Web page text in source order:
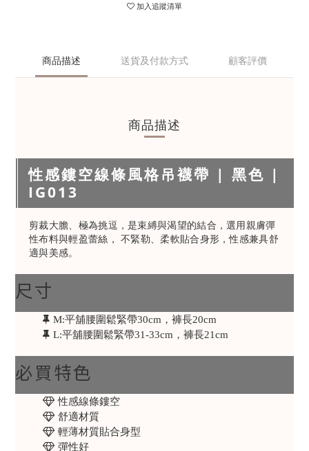
加入追蹤清單
商品描述 送貨及付款方式 顧客評價
商品描述
性感鏤空線條風格吊襪帶 | 黑色 |
IG013
剪裁大膽、極為挑逗，是束縛與渴望的結合，選用親膚彈
性布料與輕盈蕾絲， 不緊勒、柔軟貼合身形，性感兼具舒
適與美感。
尺寸
M:平舖腰圍鬆緊帶30cm，褲長20cm
L:平舖腰圍鬆緊帶31-33cm，褲長21cm
必買特色
性感線條鏤空
舒適材質
輕薄材質貼合身型
彈性好